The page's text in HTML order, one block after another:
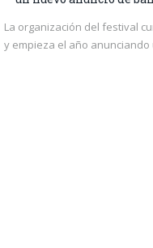
La organización del festival
y empieza el año